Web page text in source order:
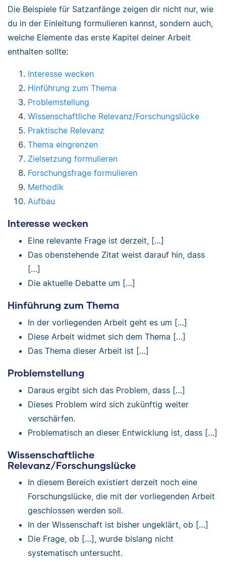
Die Beispiele für Satzanfänge zeigen dir nicht nur, wie
du in der Einleitung formulieren kannst, sondern auch,
welche Elemente das erste Kapitel deiner Arbeit
enthalten sollte:
Interesse wecken
Hinführung zum Thema
Problemstellung
Wissenschaftliche Relevanz/Forschungslücke
Praktische Relevanz
Thema eingrenzen
Zielsetzung formulieren
Forschungsfrage formulieren
Methodik
Aufbau
Interesse wecken
Eine relevante Frage ist derzeit, […]
Das obenstehende Zitat weist darauf hin, dass
[…]
Die aktuelle Debatte um […]
Hinführung zum Thema
In der vorliegenden Arbeit geht es um […]
Diese Arbeit widmet sich dem Thema […]
Das Thema dieser Arbeit ist […]
Problemstellung
Daraus ergibt sich das Problem, dass […]
Dieses Problem wird sich zukünftig weiter
verschärfen.
Problematisch an dieser Entwicklung ist, dass […]
Wissenschaftliche
Relevanz/Forschungslücke
In diesem Bereich existiert derzeit noch eine
Forschungslücke, die mit der vorliegenden Arbeit
geschlossen werden soll.
In der Wissenschaft ist bisher ungeklärt, ob […]
Die Frage, ob […], wurde bislang nicht
systematisch untersucht.